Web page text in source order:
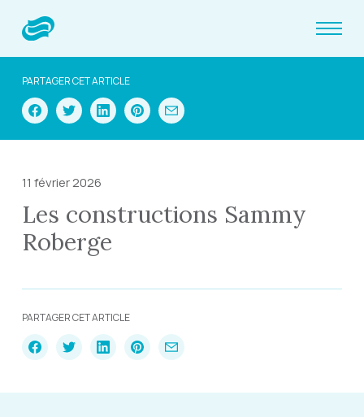
PARTAGER CET ARTICLE
11 février 2026
Les constructions Sammy
Roberge
PARTAGER CET ARTICLE